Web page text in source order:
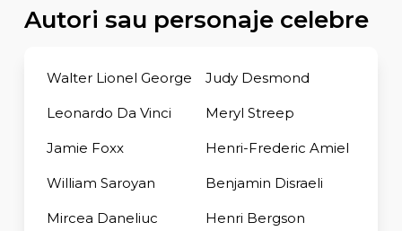
Autori sau personaje celebre
Walter Lionel George Judy Desmond
Leonardo Da Vinci Meryl Streep
Jamie Foxx Henri-Frederic Amiel
William Saroyan Benjamin Disraeli
Mircea Daneliuc Henri Bergson